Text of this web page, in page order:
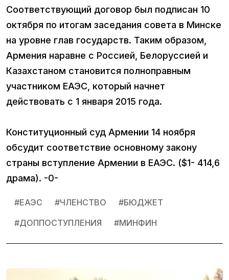
Соответствующий договор был подписан 10
октября по итогам заседания совета в Минске
на уровне глав государств. Таким образом,
Армения наравне с Россией, Белоруссией и
Казахстаном становится полноправным
участником ЕАЭС, который начнет
действовать с 1 января 2015 года.
Конституционный суд Армении 14 ноября
обсудит соответствие основному закону
страны вступление Армении в ЕАЭС. ($1- 414,6
драма). -0-
#ЕАЭС #ЧЛЕНСТВО #БЮДЖЕТ
#ДОППОСТУПЛЕНИЯ #МИНФИН